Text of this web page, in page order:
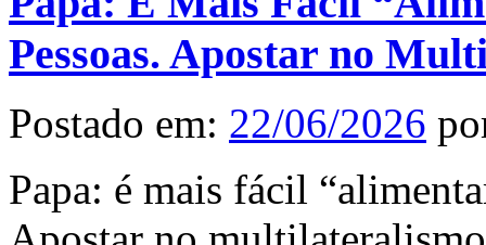
Pessoas. Apostar no
Postado em: 22/06/2026
Papa: é mais fácil